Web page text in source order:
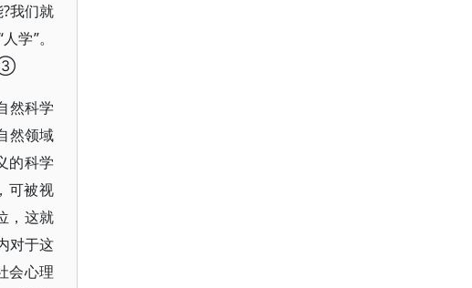
我们就
学”。
③
然科学
然领域
的科学
可被视
，这就
对于这
会心理